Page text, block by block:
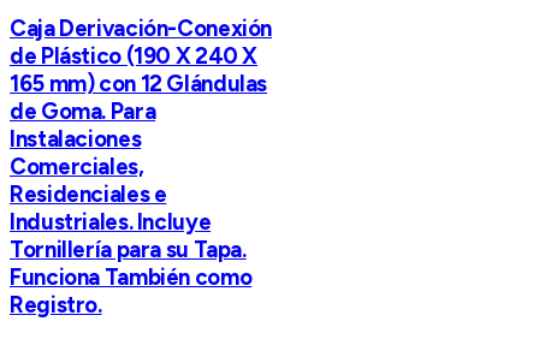
Caja Derivación-Conexión
de Plástico (190 X 240 X
165 mm) con 12 Glándulas
de Goma. Para
Instalaciones
Comerciales,
Residenciales e
Industriales. Incluye
Tornillería para su Tapa.
Funciona También como
Registro.